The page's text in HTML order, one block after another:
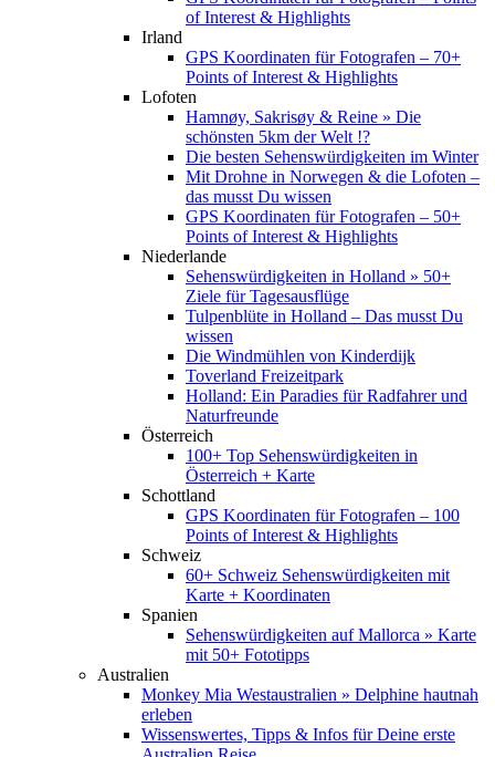
of Interest & Highlights
Irland
GPS Koordinaten für Fotografen – 70+
Points of Interest & Highlights
Lofoten
Hamnøy, Sakrisøy & Reine » Die
schönsten 5km der Welt !?
Die besten Sehenswürdigkeiten im Winter
Mit Drohne in Norwegen & die Lofoten –
das musst Du wissen
GPS Koordinaten für Fotografen – 50+
Points of Interest & Highlights
Niederlande
Sehenswürdigkeiten in Holland » 50+
Ziele für Tagesausflüge
Tulpenblüte in Holland – Das musst Du
wissen
Die Windmühlen von Kinderdijk
Toverland Freizeitpark
Holland: Ein Paradies für Radfahrer und
Naturfreunde
Österreich
100+ Top Sehenswürdigkeiten in
Österreich + Karte
Schottland
GPS Koordinaten für Fotografen – 100
Points of Interest & Highlights
Schweiz
60+ Schweiz Sehenswürdigkeiten mit
Karte + Koordinaten
Spanien
Sehenswürdigkeiten auf Mallorca » Karte
mit 50+ Fototipps
Australien
Monkey Mia Westaustralien » Delphine hautnah
erleben
Wissenswertes, Tipps & Infos für Deine erste